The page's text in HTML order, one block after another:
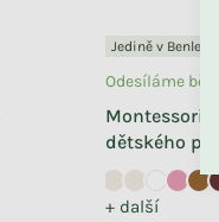
Jedině v Benlemi
Montessori
dětského
+ další
Odesíláme
během 2 - 4 týdnů